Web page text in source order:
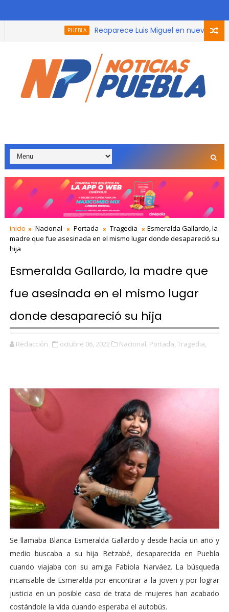
PUEBLA Reaparece Luis Miguel en nueva
inicio Nacional Portada Tragedia
Esmeralda Gallardo, la
madre que fue asesinada en el mismo lugar donde desapareció su
hija
Esmeralda Gallardo, la madre que
fue asesinada en el mismo lugar
donde desapareció su hija
Redacción octubre 06, 2022 Nacional, Portada, Tragedia,
Se llamaba Blanca Esmeralda Gallardo y desde hacía un año y
medio buscaba a su hija Betzabé, desaparecida en Puebla
cuando viajaba con su amiga Fabiola Narváez. La búsqueda
incansable de Esmeralda por encontrar a la joven y por lograr
justicia en un posible caso de trata de mujeres han acabado
costándole la vida cuando esperaba el autobús.